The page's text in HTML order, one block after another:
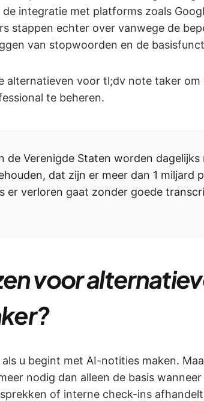
integratie met platforms zoals
stappen echter over vanwege de
van stopwoorden en de
alternatieven voor tl;dv note taker om
te beheren.
de Verenigde Staten worden dagelijks
dat zijn er meer dan 1 miljard
er verloren gaat zonder goede
voor
u begint met AI-notities maken.
nodig dan alleen de basis
of interne check-ins